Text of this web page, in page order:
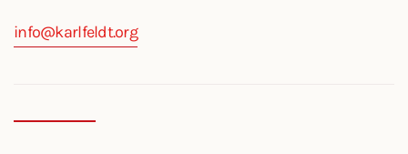
info@karlfeldt.org